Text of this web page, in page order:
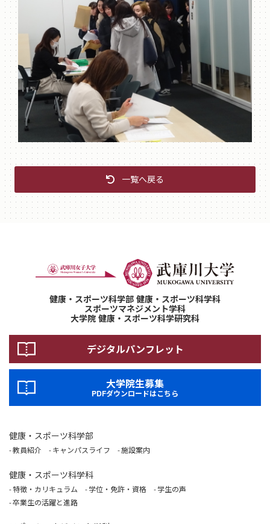
一覧へ戻る
健康・スポーツ科学部 健康・スポーツ科学科
スポーツマネジメント学科
大学院 健康・スポーツ科学研究科
デジタルパンフレット
大学院生募集
PDFダウンロードはこちら
健康・スポーツ科学部
教員紹介 キャンパスライフ 施設案内
健康・スポーツ科学科
特徴・カリキュラム 学位・免許・資格
学生の声
卒業生の活躍と進路